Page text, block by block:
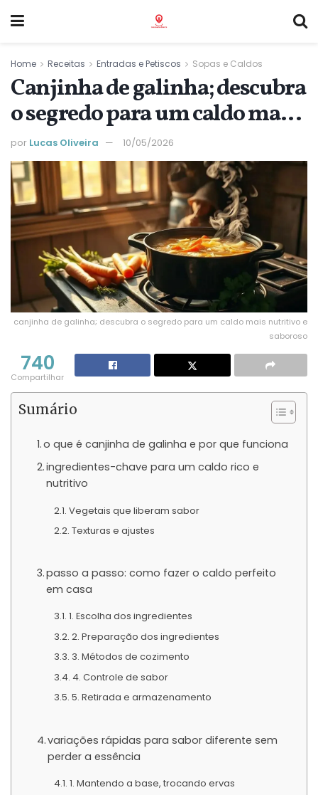
Home Receitas Entradas e Petiscos Sopas e Caldos
Canjinha de galinha; descubra
o segredo para um caldo mais
nutritivo e saboroso
por Lucas Oliveira 10/05/2026
canjinha de galinha; descubra o segredo para um caldo mais nutritivo e
saboroso
740
Compartilhar
Sumário
o que é canjinha de galinha e por que funciona
ingredientes-chave para um caldo rico e
nutritivo
Vegetais que liberam sabor
Texturas e ajustes
passo a passo: como fazer o caldo perfeito
em casa
1. Escolha dos ingredientes
2. Preparação dos ingredientes
3. Métodos de cozimento
4. Controle de sabor
5. Retirada e armazenamento
variações rápidas para sabor diferente sem
perder a essência
1. Mantendo a base, trocando ervas